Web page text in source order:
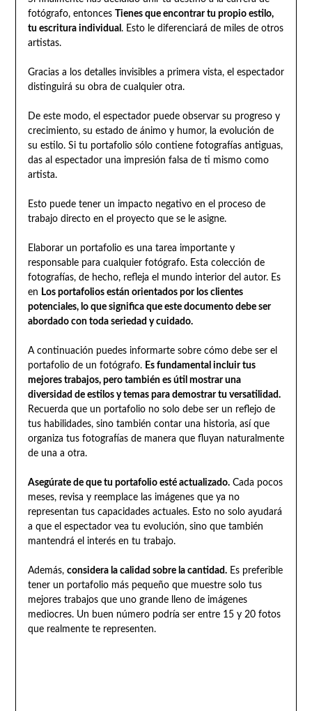
fotógrafo, entonces
Tienes que encontrar tu propio estilo,
tu escritura individual . Esto le diferenciará de miles de otros
artistas.
Gracias a los detalles invisibles a primera vista, el espectador
distinguirá su obra de cualquier otra.
De este modo, el espectador puede observar su progreso y
crecimiento, su estado de ánimo y humor, la evolución de
su estilo. Si tu portafolio sólo contiene fotografías antiguas,
das al espectador una impresión falsa de ti mismo como
artista.
Esto puede tener un impacto negativo en el proceso de
trabajo directo en el proyecto que se le asigne.
Elaborar un portafolio es una tarea importante y
responsable para cualquier fotógrafo. Esta colección de
fotografías, de hecho, refleja el mundo interior del autor. Es
en Los portafolios están orientados por los clientes
potenciales, lo que significa que este documento debe ser
abordado con toda seriedad y cuidado.
A continuación puedes informarte sobre cómo debe ser el
portafolio de un fotógrafo. Es fundamental incluir tus
mejores trabajos, pero también es útil mostrar una
diversidad de estilos y temas para demostrar tu versatilidad.
Recuerda que un portafolio no solo debe ser un reflejo de
tus habilidades, sino también contar una historia, así que
organiza tus fotografías de manera que fluyan naturalmente
de una a otra.
Asegúrate de que tu portafolio esté actualizado.Cada pocos
meses, revisa y reemplace las imágenes que ya no
representan tus capacidades actuales. Esto no solo ayudará
a que el espectador vea tu evolución, sino que también
mantendrá el interés en tu trabajo.
Además, considera la calidad sobre la cantidad.Es preferible
tener un portafolio más pequeño que muestre solo tus
mejores trabajos que uno grande lleno de imágenes
mediocres. Un buen número podría ser entre 15 y 20 fotos
que realmente te representen.